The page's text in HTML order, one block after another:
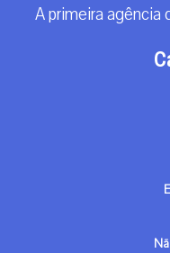
A primeira agência